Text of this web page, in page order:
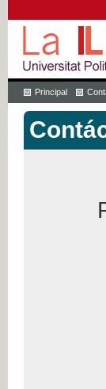
Principal